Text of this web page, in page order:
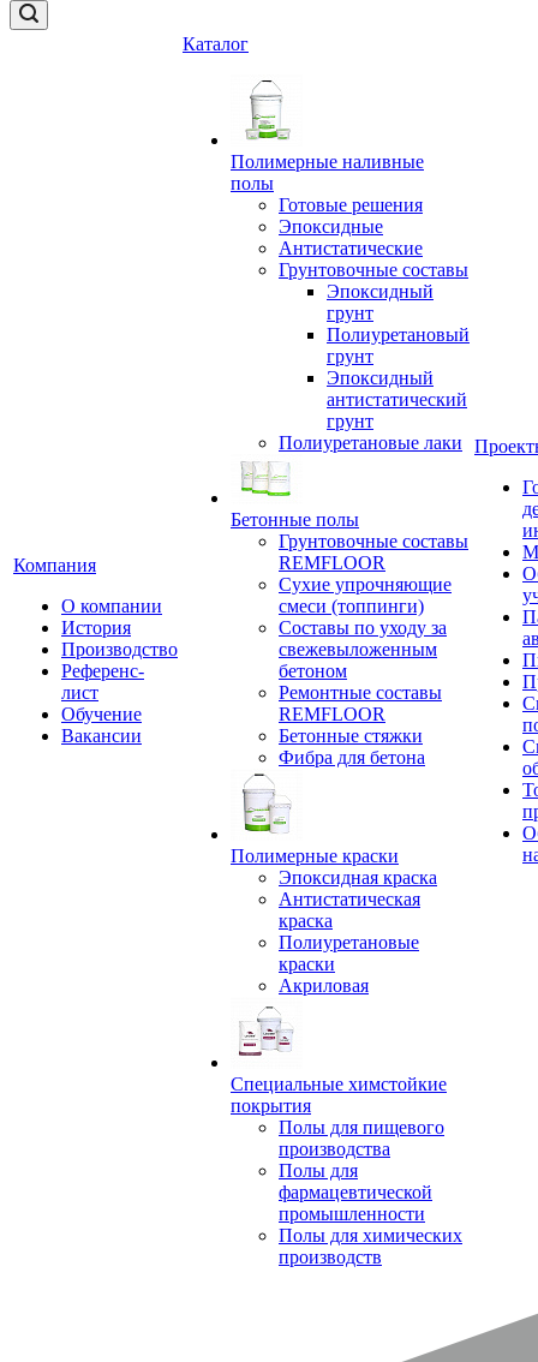
Компания
О компании
История
Производство
Референс-
лист
Обучение
Вакансии
Каталог
Полимерные наливные
полы
Готовые решения
Эпоксидные
Антистатические
Грунтовочные составы
Эпоксидный
грунт
Полиуретановый
грунт
Эпоксидный
антистатический
грунт
Полиуретановые лаки
Бетонные полы
Грунтовочные составы
REMFLOOR
Сухие упрочняющие
смеси (топпинги)
Составы по уходу за
свежевыложенным
бетоном
Ремонтные составы
REMFLOOR
Бетонные стяжки
Фибра для бетона
Полимерные краски
Эпоксидная краска
Антистатическая
краска
Полиуретановые
краски
Акриловая
Специальные химстойкие
покрытия
Полы для пищевого
производства
Полы для
фармацевтической
промышленности
Полы для химических
производств